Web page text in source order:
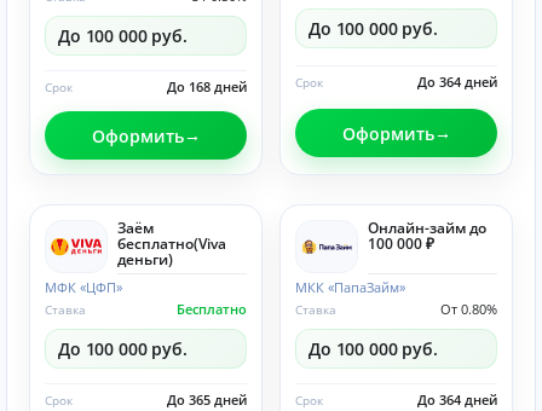
До 100 000 руб.
До 168 дней
Срок
Оформить
До 100 000 руб.
До 364 дней
Срок
Оформить
Заём
бесплатно(Viva
деньги)
МФК «ЦФП»
Бесплатно
Ставка
До 100 000 руб.
До 365 дней
Срок
Онлайн-займ до
100 000 ₽
МКК «ПапаЗайм»
От 0.80%
Ставка
До 100 000 руб.
До 364 дней
Срок